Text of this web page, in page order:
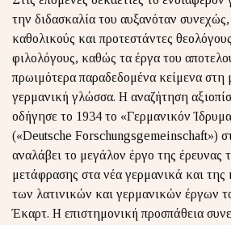
την διδασκαλία του αυξανόταν
καθολικούς και προτεστάντες
φιλολόγους, καθώς τα έργα του
πρωιμότερα παραδεδομένα κείμενα στη
γερμανική γλώσσα. Η αναζήτηση
οδήγησε το 1934 το «Γερμανικόν
(«Deutsche Forschungsgemeinschaft»)
αναλάβει το μεγάλον έργο της έρευνας
μετάφρασης στα νέα γερμανικά και της
των λατινικών και γερμανικών έργων
Έκαρτ. Η επιστημονική προσπάθεια